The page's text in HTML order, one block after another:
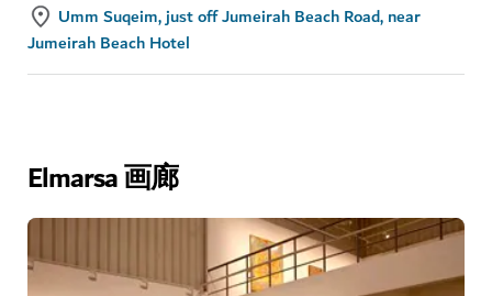
Umm Suqeim, just off Jumeirah Beach Road, near
Jumeirah Beach Hotel
Elmarsa 画廊